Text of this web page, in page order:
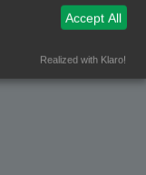
Accept All
Realized with Klaro!